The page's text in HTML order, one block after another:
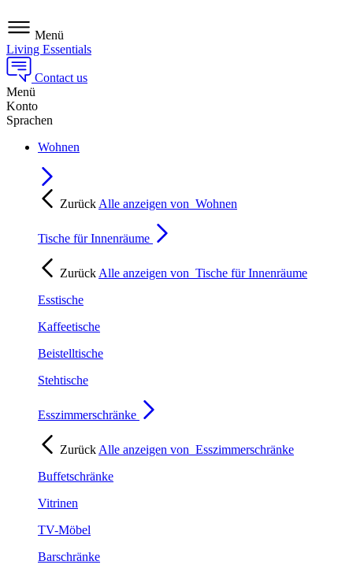
Menü
Living Essentials
Contact us
Menü
Konto
Sprachen
Wohnen
Zurück Alle anzeigen von Wohnen
Tische für Innenräume
Zurück Alle anzeigen von Tische für Innenräume
Esstische
Kaffeetische
Beistelltische
Stehtische
Esszimmerschränke
Zurück Alle anzeigen von Esszimmerschränke
Buffetschränke
Vitrinen
TV-Möbel
Barschränke